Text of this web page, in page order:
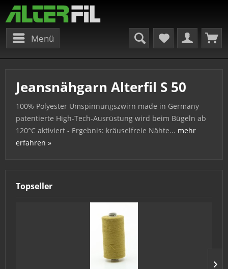
Menü
Jeansnähgarn Alterfil S 50
100% Polyester Umspinnungszwirn made in Germany
patentierte High-Tech-Ausrüstung wird beim Bügeln ab
120°C aktiviert - Ergebnis: kräuselfreie Nähte... mehr
erfahren »
Topseller